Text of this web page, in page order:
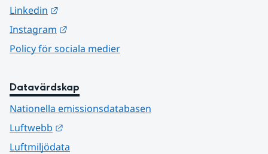
Linkedin
Instagram
Policy för sociala medier
Datavärdskap
Nationella emissionsdatabasen
Luftwebb
Luftmiljödata